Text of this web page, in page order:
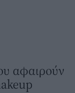
αφαιρούν